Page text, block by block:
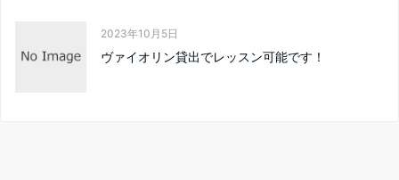
2023年10月5日
ヴァイオリン貸出でレッスン可能です！